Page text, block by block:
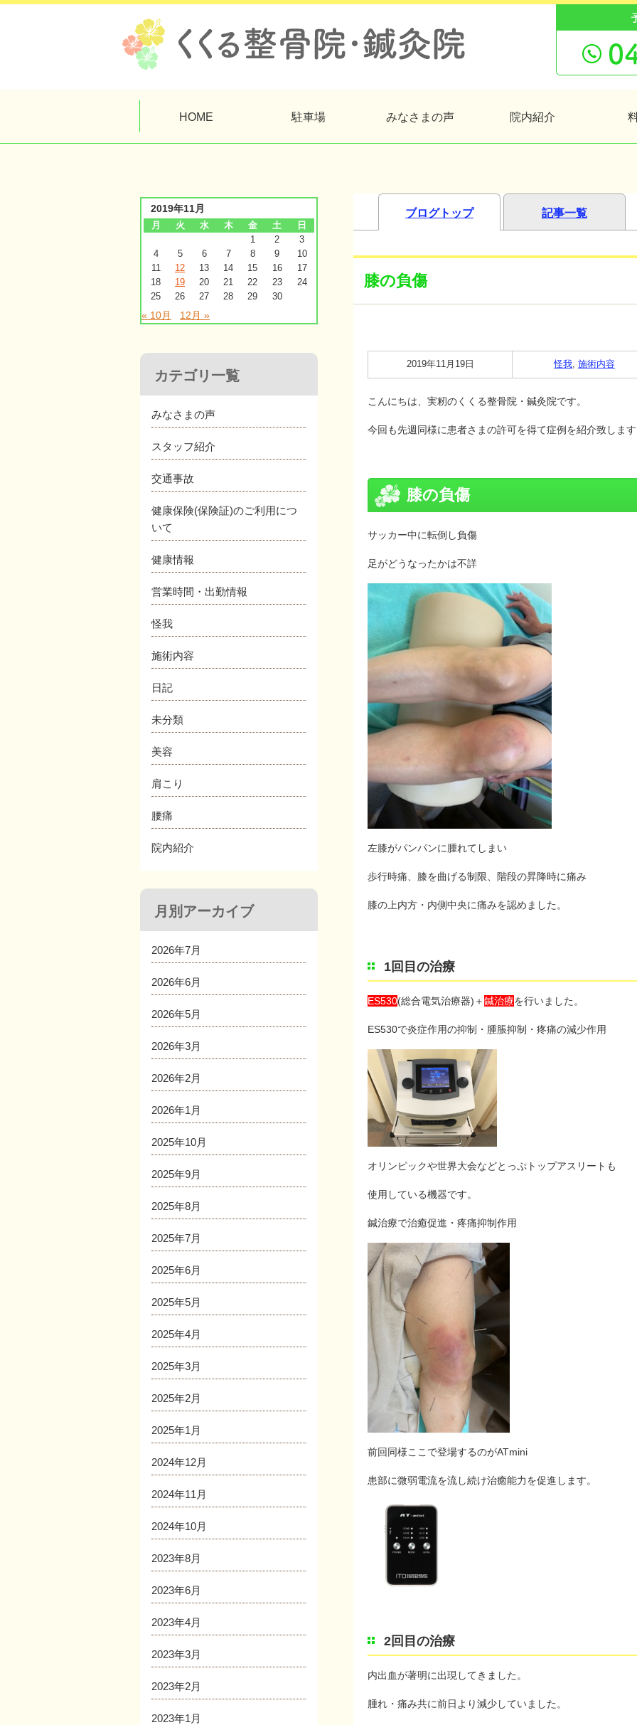
HOME 駐車場 みなさまの声 院内紹介
ブログトップ 記事一覧
膝の負傷
2019年11月19日 怪我, 施術内容
こんにちは、実籾のくくる整骨院・鍼灸院です。
今回も先週同様に患者さまの許可を得て症例を紹介致しま
膝の負傷
サッカー中に転倒し負傷
足がどうなったかは不詳
左膝がパンパンに腫れてしまい
歩行時痛、膝を曲げる制限、階段の昇降時に痛み
膝の上内方・内側中央に痛みを認めました。
1回目の治療
ES530(総合電気治療器)＋鍼治療を行いました。
ES530で炎症作用の抑制・腫脹抑制・疼痛の減少作用
オリンピックや世界大会などとっぷトップアスリートも
使用している機器です。
鍼治療で治癒促進・疼痛抑制作用
前回同様ここで登場するのがATmini
患部に微弱電流を流し続け治癒能力を促進します。
2回目の治療
内出血が著明に出現してきました。
腫れ・痛み共に前日より減少していました。
2019年11月
月 火 水 木 金 土
日
1
2
3
4
5 6 7 8 9
10
11
12 13 14 15 16
17
18
19 20 21 22 23
24
25
26 27 28 29 30
« 10月 12月 »
カテゴリ一覧
みなさまの声
スタッフ紹介
交通事故
健康保険(保険証)のご利用につ
いて
健康情報
営業時間・出勤情報
怪我
施術内容
日記
未分類
美容
肩こり
腰痛
院内紹介
月別アーカイブ
2026年7月
2026年6月
2026年5月
2026年3月
2026年2月
2026年1月
2025年10月
2025年9月
2025年8月
2025年7月
2025年6月
2025年5月
2025年4月
2025年3月
2025年2月
2025年1月
2024年12月
2024年11月
2024年10月
2023年8月
2023年6月
2023年4月
2023年3月
2023年2月
2023年1月